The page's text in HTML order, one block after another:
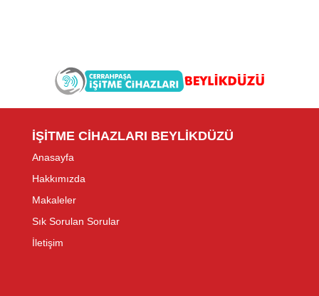
İŞİTME CİHAZLARI BEYLİKDÜZÜ
Anasayfa
Hakkımızda
Makaleler
Sık Sorulan Sorular
İletişim